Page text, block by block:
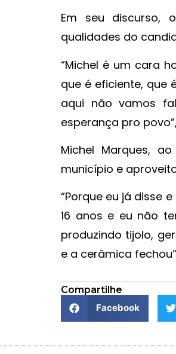
Em seu discurso,
qualidades do
“Michel é um cara
que é eficiente, que
aqui não vamos
esperança pro
Michel Marques,
município e
“Porque eu já disse
16 anos e eu não
produzindo tijolo,
e a cerâmica
Compartilhe
Facebook